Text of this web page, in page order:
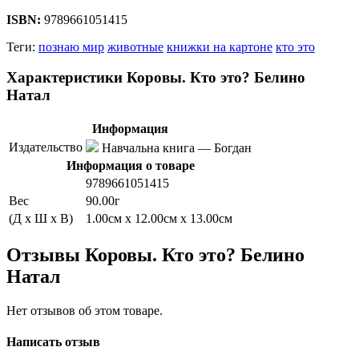
ISBN: 9789661051415
Теги: познаю мир животные книжки на картоне кто это
Характеристики Коровы. Кто это? Белино
Натал
Информация
Издательство
Навчальна книга — Богдан
Информация о товаре
9789661051415
Вес
90.00г
(Д x Ш x В)
1.00см x 12.00см x 13.00см
Отзывы Коровы. Кто это? Белино
Натал
Нет отзывов об этом товаре.
Написать отзыв